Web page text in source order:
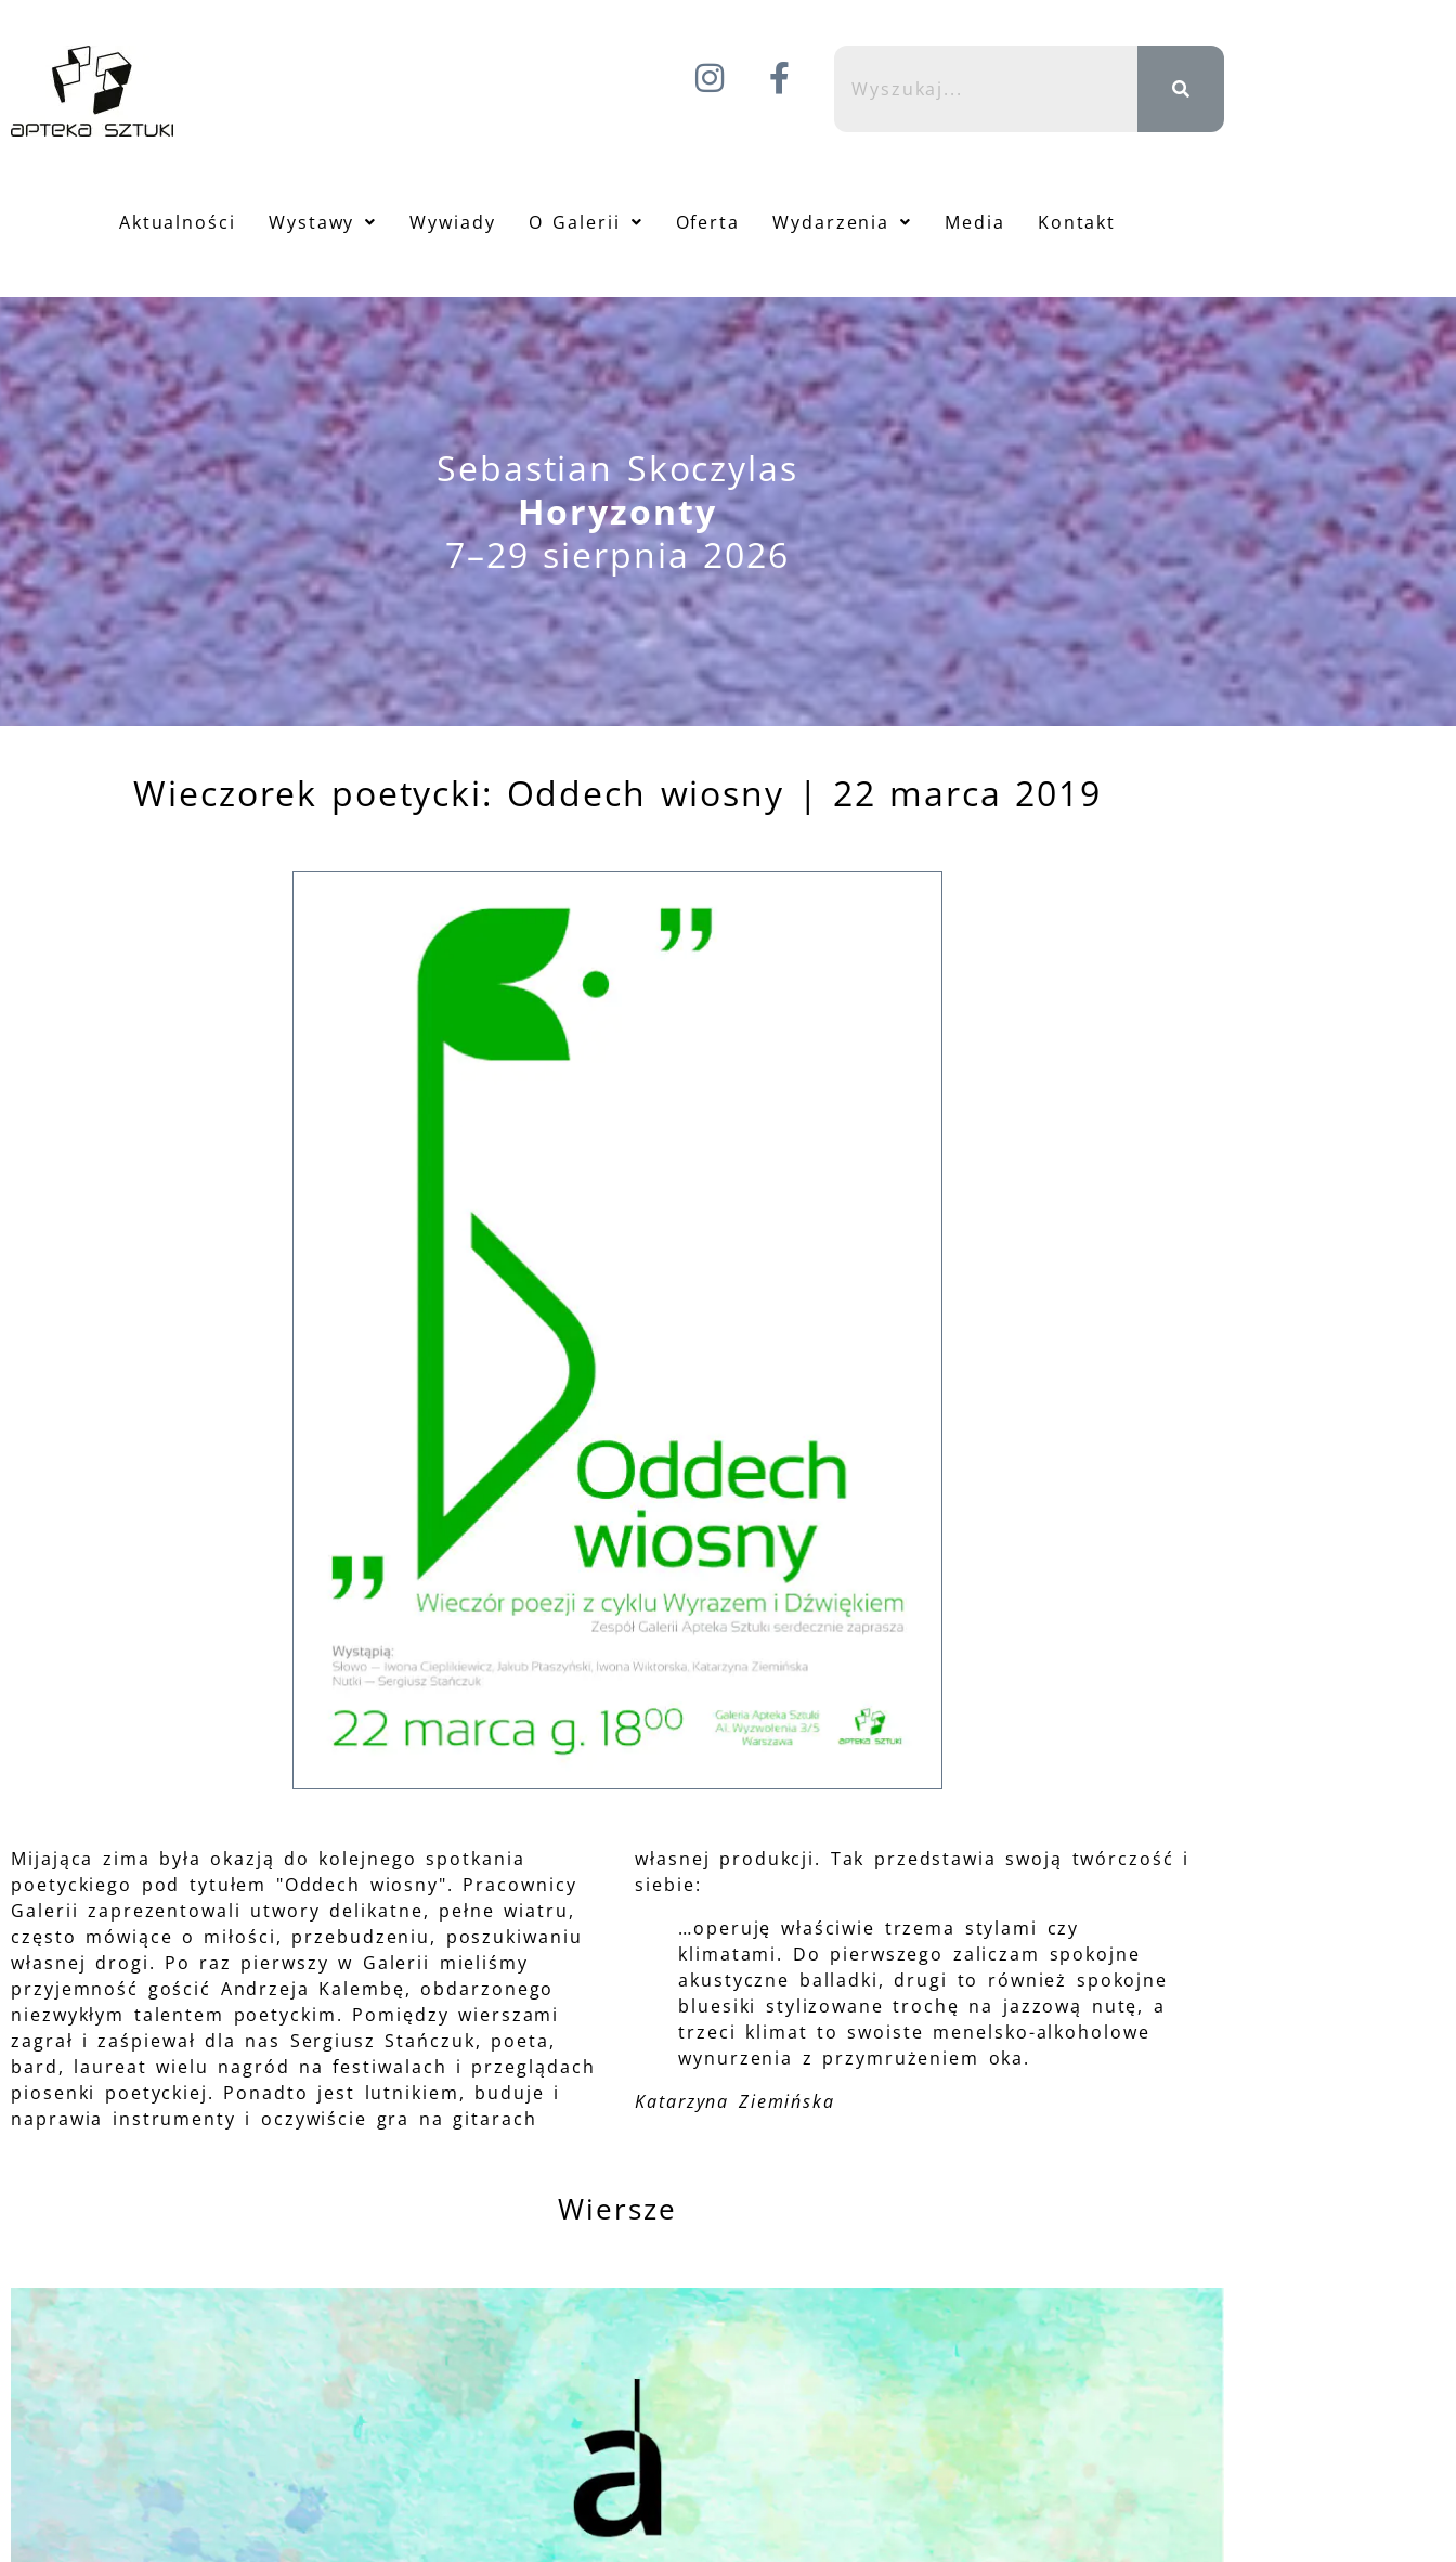
Aktualności Wystawy Wywiady O Galerii Oferta Wydarzenia Media Kontakt
Sebastian Skoczylas
Horyzonty
7–29 sierpnia 2026
Wieczorek poetycki: Oddech wiosny | 22 marca 2019
Mijająca zima była okazją do kolejnego spotkania
poetyckiego pod tytułem
Oddech wiosny . Pracownicy
Galerii zaprezentowali utwory delikatne, pełne wiatru,
często mówiące o miłości, przebudzeniu, poszukiwaniu
własnej drogi. Po raz pierwszy w Galerii mieliśmy
przyjemność gościć Andrzeja Kalembę, obdarzonego
niezwykłym talentem poetyckim. Pomiędzy wierszami
zagrał i zaśpiewał dla nas Sergiusz Stańczuk, poeta,
bard, laureat wielu nagród na festiwalach i przeglądach
piosenki poetyckiej. Ponadto jest lutnikiem, buduje i
naprawia instrumenty i oczywiście gra na gitarach
własnej produkcji. Tak przedstawia swoją twórczość i
siebie:
…operuję właściwie trzema stylami czy
klimatami. Do pierwszego zaliczam spokojne
akustyczne balladki, drugi to również spokojne
bluesiki stylizowane trochę na jazzową nutę, a
trzeci klimat to swoiste menelsko-alkoholowe
wynurzenia z przymrużeniem oka.
Katarzyna Ziemińska
Wiersze